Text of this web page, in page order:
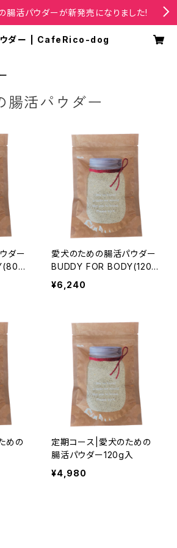
腸活パウダーが新発売になりました!
ウダー | CafeRico-dog
腸活パウダー
ダー
愛犬のための腸活パウダー
BUDDY FOR BODY(120g
入)
¥6,240
めの
定期コース|愛犬のための
腸活パウダー120g入
¥4,980